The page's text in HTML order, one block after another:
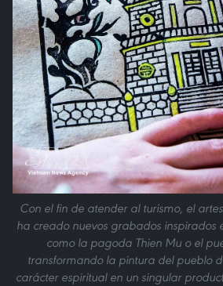
Con el fin de atender al turismo, el
ha creado nuevos grabados inspirados
como la pagoda Thien Mu o el
transformando la pintura del pueblo
carácter espiritual en un singular